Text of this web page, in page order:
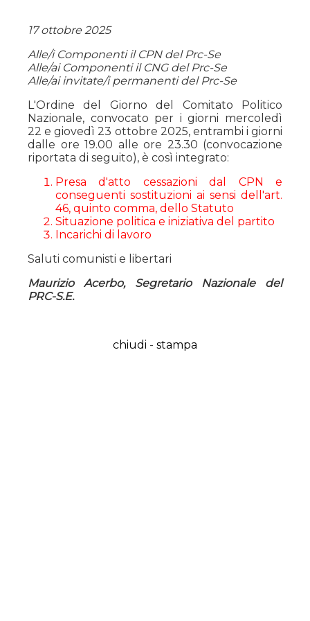
17 ottobre 2025
Alle/i Componenti il CPN del Prc-Se
Alle/ai Componenti il CNG del Prc-Se
Alle/ai invitate/i permanenti del Prc-Se
L'Ordine del Giorno del Comitato Politico
Nazionale, convocato per i giorni mercoledì
22 e giovedì 23 ottobre 2025, entrambi i giorni
dalle ore 19.00 alle ore 23.30 (convocazione
riportata di seguito), è così integrato:
Presa d'atto cessazioni dal CPN e
conseguenti sostituzioni ai sensi dell'art.
46, quinto comma, dello Statuto
Situazione politica e iniziativa del partito
Incarichi di lavoro
Saluti comunisti e libertari
Maurizio Acerbo, Segretario Nazionale del
PRC-S.E.
chiudi - stampa